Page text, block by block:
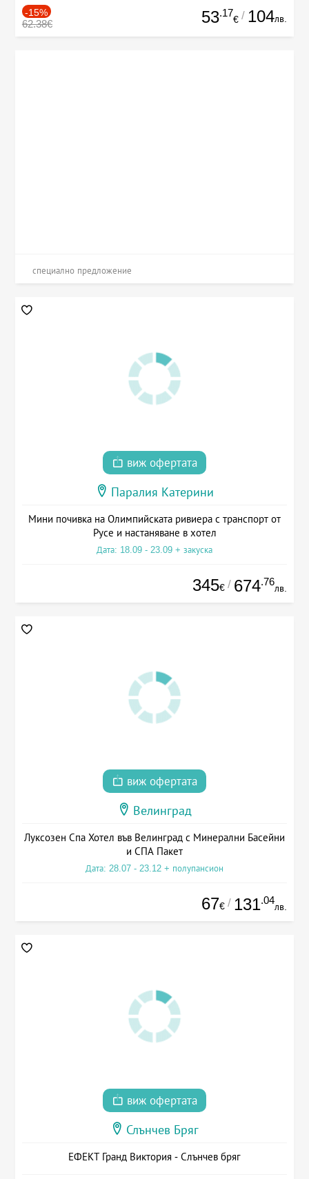
-15%
62.38€ 53.17
€ / 104лв.
специално предложение
виж офертата
Паралия Катерини
Мини почивка на Олимпийската ривиера с транспорт от
Русе и настаняване в хотел
Дата: 18.09 - 23.09 + закуска
345€ / 674.76
лв.
виж офертата
Велинград
Луксозен Спа Хотел във Велинград с Минерални Басейни
и СПА Пакет
Дата: 28.07 - 23.12 + полупансион
67€ / 131.04
лв.
виж офертата
Слънчев Бряг
ЕФЕКТ Гранд Виктория - Слънчев бряг